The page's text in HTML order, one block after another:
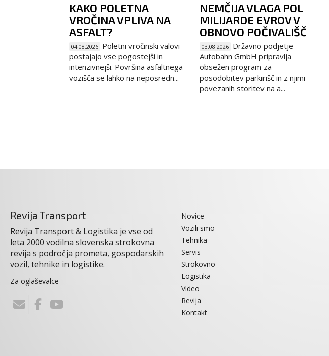
KAKO POLETNA
VROČINA VPLIVA NA
ASFALT?
04.08.2026
Poletni vročinski valovi
postajajo vse pogostejši in
intenzivnejši. Površina asfaltnega
vozišča se lahko na neposredn...
NEMČIJA VLAGA POL
MILIJARDE EVROV V
OBNOVO POČIVALIŠČ
03.08.2026
Državno podjetje
Autobahn GmbH pripravlja
obsežen program za
posodobitev parkirišč in z njimi
povezanih storitev na a...
Revija Transport
Revija Transport & Logistika je vse od
leta 2000 vodilna slovenska strokovna
revija s področja prometa, gospodarskih
vozil, tehnike in logistike.
Za oglaševalce
Novice
Vozili smo
Tehnika
Servis
Strokovno
Logistika
Video
Revija
Kontakt